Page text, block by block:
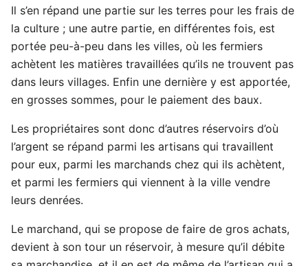
Il s’en répand une partie sur les terres pour les frais de
la culture ; une autre partie, en différentes fois, est
portée peu-à-peu dans les villes, où les fermiers
achètent les matières travaillées qu’ils ne trouvent pas
dans leurs villages. Enfin une dernière y est apportée,
en grosses sommes, pour le paiement des baux.
Les propriétaires sont donc d’autres réservoirs d’où
l’argent se répand parmi les artisans qui travaillent
pour eux, parmi les marchands chez qui ils achètent,
et parmi les fermiers qui viennent à la ville vendre
leurs denrées.
Le marchand, qui se propose de faire de gros achats,
devient à son tour un réservoir, à mesure qu’il débite